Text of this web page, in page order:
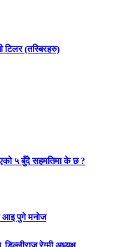
टिलर (तस्बिरहरु)
५ बुँदे सहमतिमा के छ ?
आइ पुगे मनोज